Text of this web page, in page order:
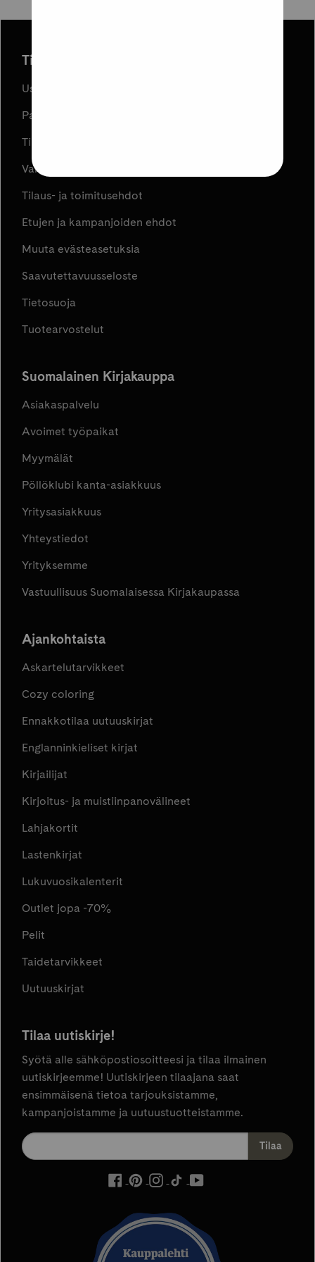
Tilaus ja toimitus
Usein kysyttyä
Palautukset
Tilauksen peruuttaminen
Varaa ja Nouda
Tilaus- ja toimitusehdot
Etujen ja kampanjoiden ehdot
Muuta evästeasetuksia
Saavutettavuusseloste
Tietosuoja
Tuotearvostelut
Suomalainen Kirjakauppa
Asiakaspalvelu
Avoimet työpaikat
Myymälät
Pöllöklubi kanta-asiakkuus
Yritysasiakkuus
Yhteystiedot
Yrityksemme
Vastuullisuus Suomalaisessa Kirjakaupassa
Ajankohtaista
Askartelutarvikkeet
Cozy coloring
Ennakkotilaa uutuuskirjat
Englanninkieliset kirjat
Kirjailijat
Kirjoitus- ja muistiinpanovälineet
Lahjakortit
Lastenkirjat
Lukuvuosikalenterit
Outlet jopa -70%
Pelit
Taidetarvikkeet
Uutuuskirjat
Tilaa uutiskirje!
Syötä alle sähköpostiosoitteesi ja tilaa ilmainen
uutiskirjeemme! Uutiskirjeen tilaajana saat
ensimmäisenä tietoa tarjouksistamme,
kampanjoistamme ja uutuustuotteistamme.
ulkoinen
avautuu
uuteen
välilehteen
ulkoinen
avautuu
uuteen
välilehteen
ulkoinen
avautuu
uuteen
välilehteen
ulkoinen
uuteen
välilehteen
välilehteen